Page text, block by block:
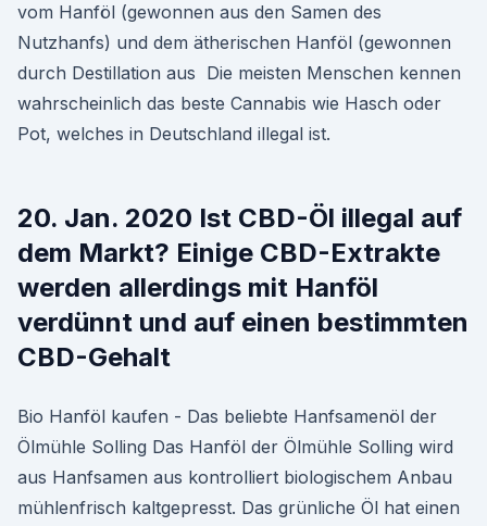
vom Hanföl (gewonnen aus den Samen des
Nutzhanfs) und dem ätherischen Hanföl (gewonnen
durch Destillation aus Die meisten Menschen kennen
wahrscheinlich das beste Cannabis wie Hasch oder
Pot, welches in Deutschland illegal ist.
20. Jan. 2020 Ist CBD-Öl illegal auf
dem Markt? Einige CBD-Extrakte
werden allerdings mit Hanföl
verdünnt und auf einen bestimmten
CBD-Gehalt
Bio Hanföl kaufen - Das beliebte Hanfsamenöl der
Ölmühle Solling Das Hanföl der Ölmühle Solling wird
aus Hanfsamen aus kontrolliert biologischem Anbau
mühlenfrisch kaltgepresst. Das grünliche Öl hat einen